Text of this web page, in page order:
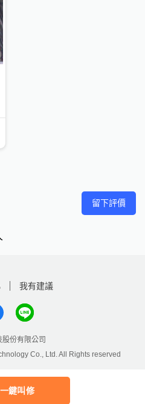
一鍵叫修
留下評價
我有建議
份有限公司
Co., Ltd. All Rights reserved
ESG永續標章